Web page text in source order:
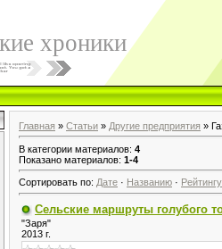
хроники
Главная » Статьи » Другие предприятия »
В категории материалов: 4
Показано материалов: 1-4
Сортировать по: Дате · Названию · Рейтингу
Сельские маршруты голубого
"Заря"
2013 г.